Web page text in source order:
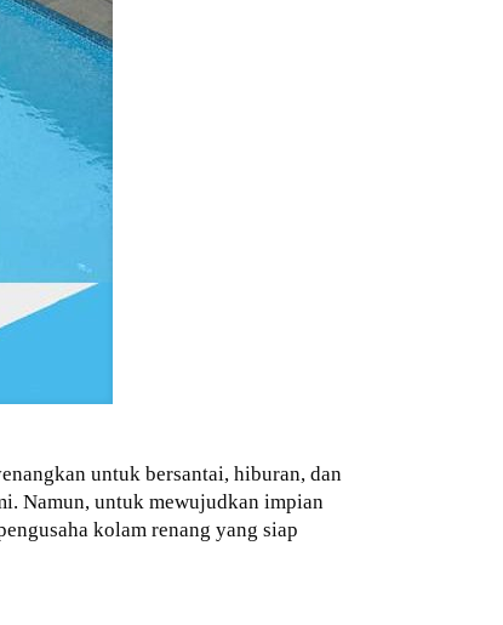
untuk bersantai, hiburan, dan
Namun, untuk mewujudkan impian
kolam renang yang siap